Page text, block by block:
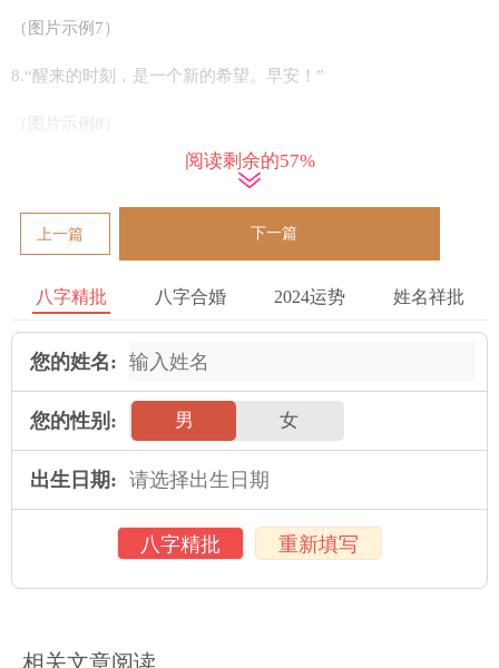
（图片示例7）
8.“醒来的时刻，是一个新的希望。早安！”
（图片示例8）
9.“早上好！愿你的一天充斥温馨与幸福。”
（图片示例9）
（图片示例10）
朋友间早上问候语的重要性
每天早上，我们都会与许多人相遇，包括亲人、把朋友与同事。
当我们用一个热情的问候语去打招呼的时候，不仅可以让对方感
觉到我们的关注与关爱，还可以在忙碌的生活中增加一份温暖与
朋友间早上问候语的重要性体现在以下几个在领域 :
通过早上的问候语，我们可以主动与朋友们进行互动，拉近彼此
阅读剩余的57%
上一篇 下一篇
八字精批 八字合婚 2024运势 姓名祥批
您的姓名:
您的性别: 男 女
出生日期:
八字精批 重新填写
相关文章阅读